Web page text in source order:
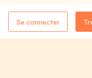
Se connecter